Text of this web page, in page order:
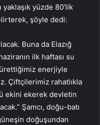
yüzde 80’lik
şöyle dedi:
Buna da Elazığ
ilk haftası su
enerjiyle
Çiftçilerimiz rahatlıkla
ekini ekerek devletin
Şamcı, doğu-batı
doğuşundan